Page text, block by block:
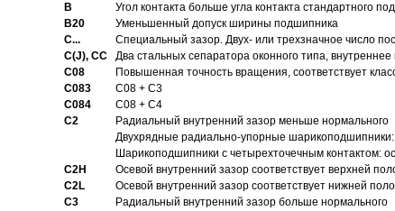
B
Угол контакта больше угла контакта стандартного
B20
Уменьшенный допуск ширины подшипника
C...
Специальный зазор. Двух- или трехзначное число
C(J), CC
Два стальных сепаратора оконного типа,
C08
Повышенная точность вращения, соответствует
C083
C08 + C3
C084
C08 + C4
C2
Pадиальный внутренний зазор меньше нормального
Двухрядные радиально-упорные
Шарикоподшипники с четырехточечным контактом:
C2H
Осевой внутренний зазор соответствует верхней
C2L
Осевой внутренний зазор соответствует нижней
C3
Pадиальный внутренний зазор больше нормального